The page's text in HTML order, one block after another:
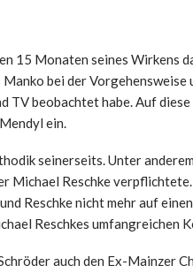
15 Monaten seines Wirkens
bei der
TV beobachtet habe. Auf
ein.
seinerseits. Unter
Michael Reschke verpflichtete.
Reschke nicht mehr auf
Reschkes umfangreichen
auch den Ex-Mainzer